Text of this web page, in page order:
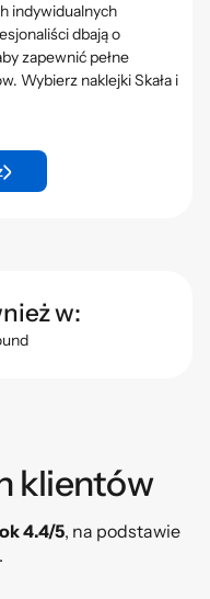
indywidualnych
dbają o
zapewnić pełne
Wybierz naklejki Skała i
w:
klientów​
4.4/5, na podstawie